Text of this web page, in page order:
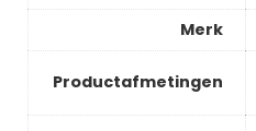
Merk
Productafmetingen